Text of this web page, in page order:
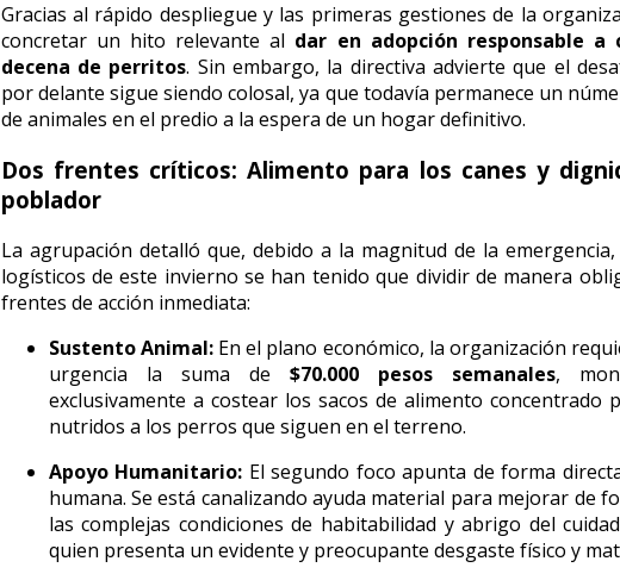
Gracias al rápido despliegue y las primeras gestiones de la
concretar un hito relevante al dar en adopción responsable a
decena de perritos. Sin embargo, la directiva advierte que el
por delante sigue siendo colosal, ya que todavía permanece un
de animales en el predio a la espera de un hogar definitivo.
Dos frentes críticos: Alimento para los canes y
poblador
La agrupación detalló que, debido a la magnitud de la
logísticos de este invierno se han tenido que dividir de manera
frentes de acción inmediata:
Sustento Animal:En el plano económico, la organización
urgencia la suma de $70.000 pesos semanales,
exclusivamente a costear los sacos de alimento concentrado
nutridos a los perros que siguen en el terreno.
Apoyo Humanitario: El segundo foco apunta de forma
humana. Se está canalizando ayuda material para mejorar de
las complejas condiciones de habitabilidad y abrigo del
quien presenta un evidente y preocupante desgaste físico y